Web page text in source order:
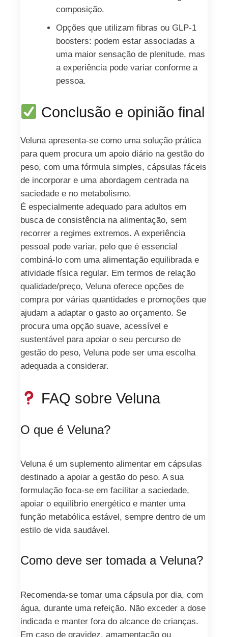
composição.
Opções que utilizam fibras ou GLP-1
boosters: podem estar associadas a
uma maior sensação de plenitude, mas
a experiência pode variar conforme a
pessoa.
Conclusão e opinião final
Veluna apresenta-se como uma solução prática
para quem procura um apoio diário na gestão do
peso, com uma fórmula simples, cápsulas fáceis
de incorporar e uma abordagem centrada na
saciedade e no metabolismo.
É especialmente adequado para adultos em
busca de consistência na alimentação, sem
recorrer a regimes extremos. A experiência
pessoal pode variar, pelo que é essencial
combiná-lo com uma alimentação equilibrada e
atividade física regular. Em termos de relação
qualidade/preço, Veluna oferece opções de
compra por várias quantidades e promoções que
ajudam a adaptar o gasto ao orçamento. Se
procura uma opção suave, acessível e
sustentável para apoiar o seu percurso de
gestão do peso, Veluna pode ser uma escolha
adequada a considerar.
FAQ sobre Veluna
O que é Veluna?
Veluna é um suplemento alimentar em cápsulas
destinado a apoiar a gestão do peso. A sua
formulação foca-se em facilitar a saciedade,
apoiar o equilíbrio energético e manter uma
função metabólica estável, sempre dentro de um
estilo de vida saudável.
Como deve ser tomada a Veluna?
Recomenda-se tomar uma cápsula por dia, com
água, durante uma refeição. Não exceder a dose
indicada e manter fora do alcance de crianças.
Em caso de gravidez, amamentação ou